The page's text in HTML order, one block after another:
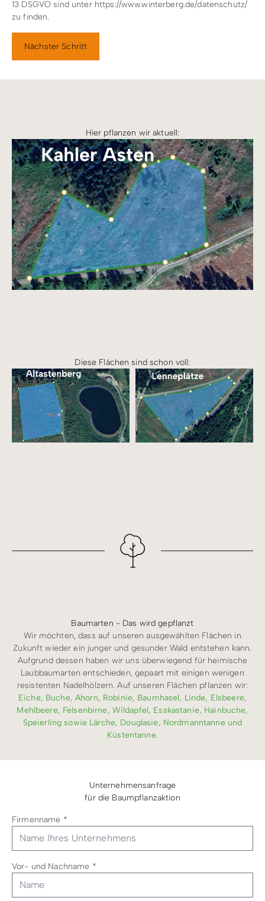
13 DSGVO sind unter https://www.winterberg.de/datenschutz/
zu finden.
Nächster Schritt
Hier pflanzen wir aktuell:
Diese Flächen sind schon voll:
Baumarten - Das wird gepflanzt
Wir möchten, dass auf unseren ausgewählten Flächen in
Zukunft wieder ein junger und gesunder Wald entstehen kann.
Aufgrund dessen haben wir uns überwiegend für heimische
Laubbaumarten entschieden, gepaart mit einigen wenigen
resistenten Nadelhölzern. Auf unseren Flächen pflanzen wir:
Eiche, Buche, Ahorn, Robinie, Baumhasel, Linde, Elsbeere,
Mehlbeere, Felsenbirne, Wildapfel, Esskastanie, Hainbuche,
Speierling sowie Lärche, Douglasie, Nordmanntanne und
Küstentanne.
Unternehmensanfrage
für die Baumpflanzaktion
Firmenname *
Vor- und Nachname *